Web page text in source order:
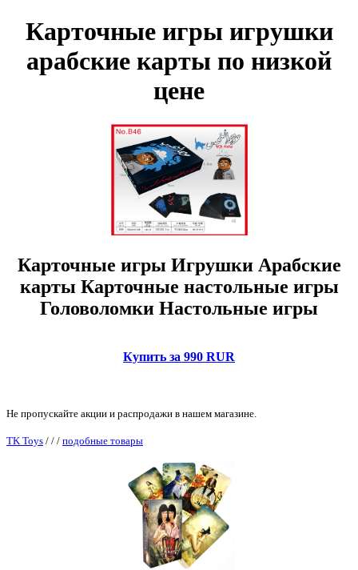
Карточные игры игрушки
арабские карты по низкой
цене
Карточные игры Игрушки Арабские
карты Карточные настольные игры
Головоломки Настольные игры
Купить за 990 RUR
Не пропускайте акции и распродажи в нашем магазине.
TK Toys / / / подобные товары